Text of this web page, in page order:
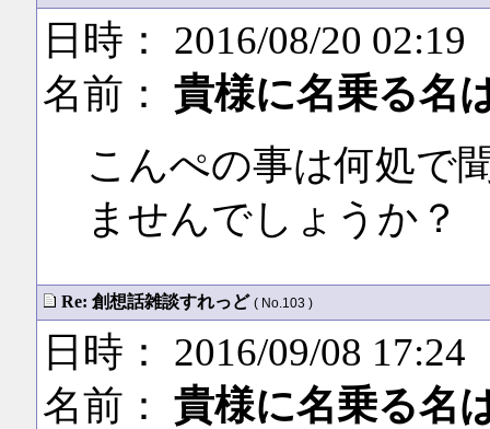
日時： 2016/08/20 02:19
名前： 貴様に名乗る名
こんぺの事は何処で
ませんでしょうか？
Re: 創想話雑談すれっど ( No.103 )
日時： 2016/09/08 17:24
名前： 貴様に名乗る名